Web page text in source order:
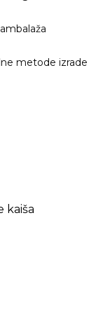
metode izrade
kaiša